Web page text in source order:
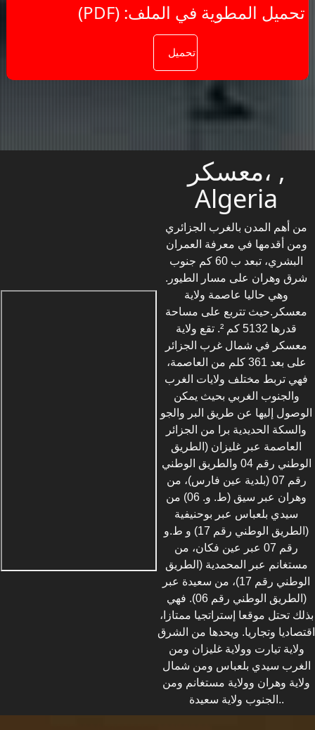
(PDF) :تحميل المطوية في الملف
معسكر، ,
Algeria
من أهم المدن بالغرب الجزائري
ومن أقدمها في معرفة العمران
البشري، تبعد ب 60 كم جنوب
شرق وهران على مسار الطيور.
وهي حاليا عاصمة ولاية
معسكر.حيث تتربع على مساحة
قدرها 5132 كم ². تقع ولاية
معسكر في شمال غرب الجزائر
على بعد 361 كلم من العاصمة،
فهي تربط مختلف ولايات الغرب
والجنوب الغربي بحيث يمكن
الوصول إليها عن طريق البر والجو
والسكة الحديدية برا من الجزائر
العاصمة عبر غليزان (الطريق
الوطني رقم 04 والطريق الوطني
رقم 07 (بلدية عين فارس)، من
وهران عبر سيق (ط. و. 06) من
سيدي بلعباس عبر بوحنيفية
(الطريق الوطني رقم 17) و ط.و
رقم 07 عبر عين فكان، من
مستغانم عبر المحمدية (الطريق
الوطني رقم 17)، من سعيدة عبر
(الطريق الوطني رقم 06). فهي
بذلك تحتل موقعا إستراتجيا ممتازا،
اقتصاديا وتجاريا. ويحدها من الشرق
ولاية تيارت وولاية غليزان ومن
الغرب سيدي بلعباس ومن شمال
ولاية وهران وولاية مستغانم ومن
الجنوب ولاية سعيدة..